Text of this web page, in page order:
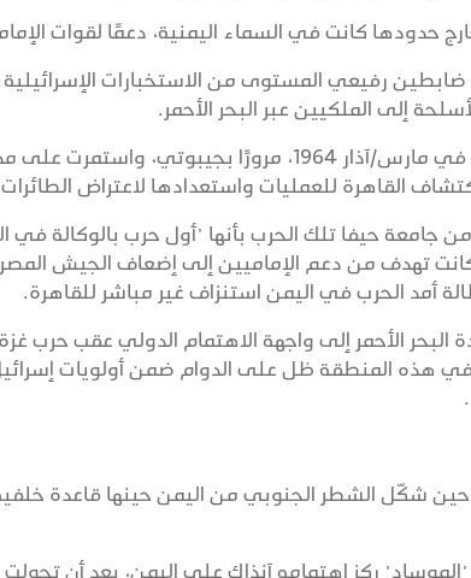
حدودها كانت في السماء اليمنية، دعمًا لقوات
اجتماع سري بين ضابطين رفيعي المستوى من الاستخبارات الإسرائيلية
إلى الملكيين عبر البحر الأحمر.
وانطلقت أولى الرحلات من قاعدة تل نوف الإسرائيلية في مارس/آذار 1964، مرورًا بجيبوتي،
جامعة حيفا تلك الحرب بأنها "أول حرب بالوكالة في
كانت تهدف من دعم الإماميين إلى إضعاف الجيش
أمد الحرب في اليمن استنزاف غير مباشر للقاهرة.
البحر الأحمر إلى واجهة الاهتمام الدولي عقب حرب
أن أمن الملاحة في هذه المنطقة ظل على الدوام ضمن أولويات
حين شكّل الشطر الجنوبي من اليمن حينها قاعدة
ركز اهتمامه آنذاك على اليمن، بعد أن